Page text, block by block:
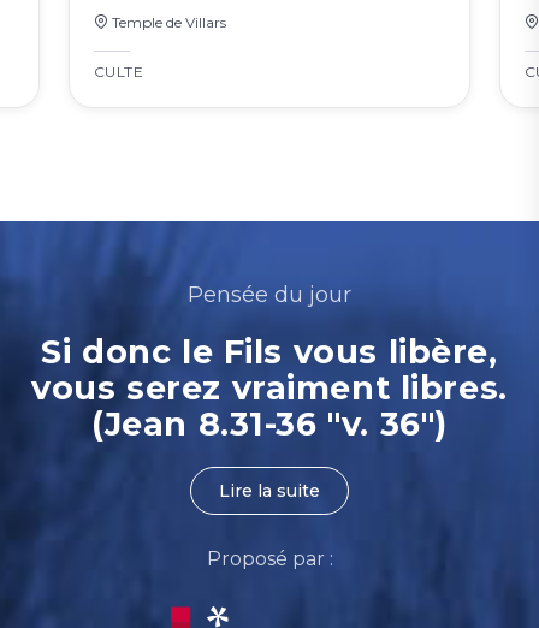
Temple de Villars
CULTE
Pensée du jour
Si donc le Fils vous libère,
vous serez vraiment libres.
(Jean 8.31-36 "v. 36")
Lire la suite
Proposé par :